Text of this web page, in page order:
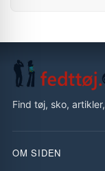
Find tøj, sko,
OM SIDEN